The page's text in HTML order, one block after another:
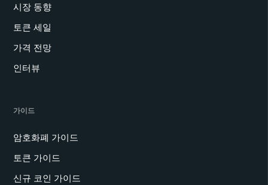
시장 동향
토큰 세일
가격 전망
인터뷰
가이드
암호화폐 가이드
토큰 가이드
신규 코인 가이드